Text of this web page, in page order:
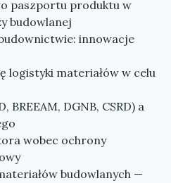
paszportu produktu w
budowlanej
innowacje
logistyki materiałów w celu
DGNB, CSRD) a
wobec ochrony
budowlanych —